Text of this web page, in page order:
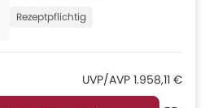
Rezeptpflichtig
UVP/AVP UVP/AVP:
1.958,11 €